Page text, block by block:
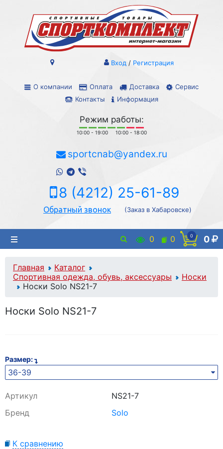
О компании Оплата Доставка
Сервис
Контакты
Информация
Вход / Регистрация
Режим работы:
10:00 - 19:00 10:00 - 18:00
sportcnab@yandex.ru
8 (4212) 25-61-89
Обратный звонок (Заказ в Хабаровске)
0 0 0 0
Главная
Каталог
Спортивная одежда, обувь, аксессуары
Носки
Носки Solo NS21-7
Носки Solo NS21-7
Размер:
36-39
Артикул
NS21-7
Бренд
Solo
К сравнению